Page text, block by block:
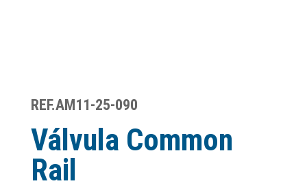
REF.AM11-25-090
Válvula Common
Rail